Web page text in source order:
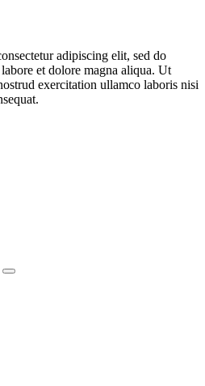
adipiscing elit, sed do
et dolore magna aliqua. Ut
exercitation ullamco laboris nisi